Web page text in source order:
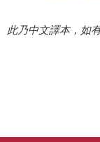
此乃中文譯本，如